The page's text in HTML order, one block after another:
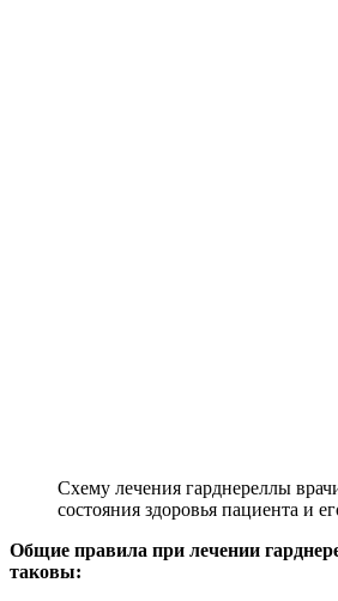
Схему лечения гарднереллы
состояния здоровья пациента и
Общие правила при лечении
таковы: